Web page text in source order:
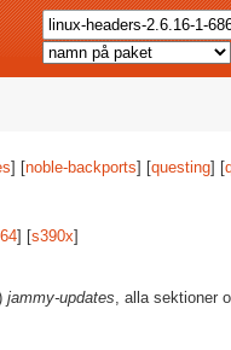
] [noble-backports] [questing] [
] [s390x]
jammy-updates, alla sektioner